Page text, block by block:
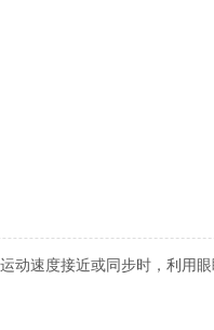
速度接近或同步时，利用眼